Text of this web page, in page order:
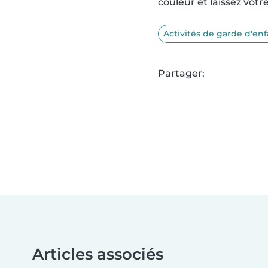
Activités de garde
Partager:
Articles associés